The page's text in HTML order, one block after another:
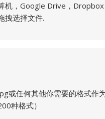
机，Google Drive，
拽选择文件.
或任何其他你需要的格式作
种格式）